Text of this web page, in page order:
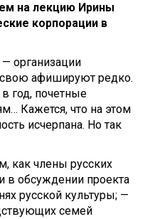
на лекцию Ирины
корпорации в
организации
афишируют редко.
год, почетные
Кажется, что на этом
исчерпана. Но так
как члены русских
в обсуждении проекта
русской культуры; —
семей